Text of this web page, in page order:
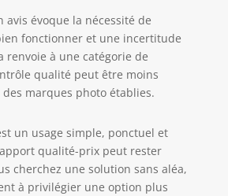
avis évoque la nécessité de
fonctionner et une incertitude
renvoie à une catégorie de
qualité peut être moins
marques photo établies.
un usage simple, ponctuel et
qualité-prix peut rester
cherchez une solution sans aléa,
à privilégier une option plus